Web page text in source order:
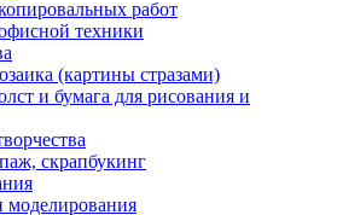
работ
техники
(картины стразами)
и бумага для рисования и
скрапбукинг
моделирования